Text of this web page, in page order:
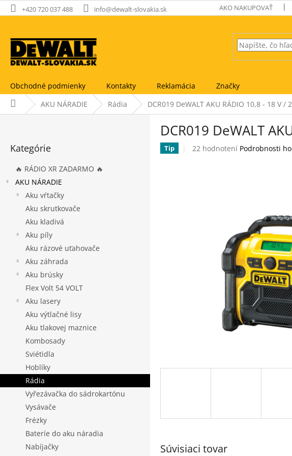
Prejsť
na
+420 720 037 488 info@dewalt-slovakia.sk AKO NAKUPOVAŤ
Obchodné podmienky Kontakty Reklamácia
Značky
DomovAKU NÁRADIE Rádia DCR019 DeWALT AKU RÁDIO 10,8 - 18 V /
kategórie
Kategórie
🔥 RÁDIO XR ZADARMO 🔥
AKU NÁRADIE
Aku vŕtačky
Aku skrutkovače
Aku kladivá
Aku píly
Aku rázové uťahovače
Aku záhrada
Aku brúsky
Flex Volt 54 VOLT
Aku lasery
Aku výtlačné lisy
Aku tlakovej maznice
Kombosady
Sviétidla
Hoblíky
Rádia
Vyřezávačka do sádrokartónu
Vysávače
Frézky
Bateríe do aku náradia
Nabíjačky
DCR019 DeWALT
Tip
Priemerné
22 hodnotení Podrobnosti
Súvisiaci tovar